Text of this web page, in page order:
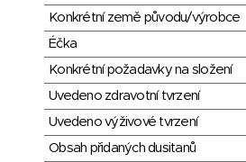
Konkrétní země původu/výrobce
Éčka
Konkrétní požadavky na složení
Uvedeno zdravotní tvrzení
Uvedeno výživové tvrzení
Obsah přidaných dusitanů